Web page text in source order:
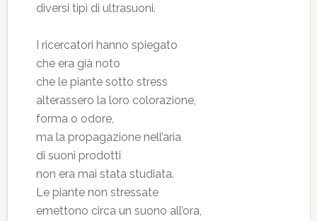
diversi tipi di ultrasuoni.
I ricercatori hanno spiegato
che era già noto
che le piante sotto stress
alterassero la loro colorazione,
forma o odore,
ma la propagazione nell’aria
di suoni prodotti
non era mai stata studiata.
Le piante non stressate
emettono circa un suono all’ora,